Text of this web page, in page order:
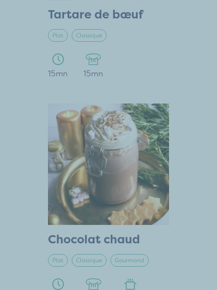
Tartare de bœuf
Plat Classique
15mn 15mn
Chocolat chaud
Plat Classique Gourmand